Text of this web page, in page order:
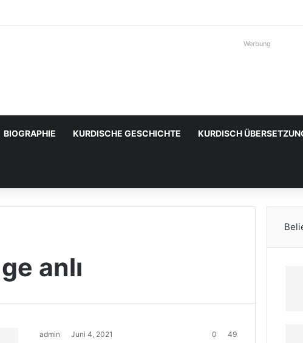
Werbung
BIOGRAPHIE KURDISCHE GESCHICHTE KURDISCH
anlı
admin Juni 4, 2021 0 49